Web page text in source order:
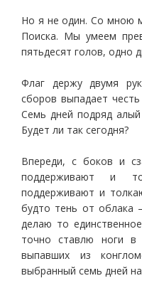
Но я не один. Со мною
Поиска. Мы умеем
пятьдесят голов, одно
Флаг держу двумя
сборов выпадает
Семь дней подряд
Будет ли так сегодня?
Впереди, с боков и
поддерживают и
поддерживают и
будто тень от облака
делаю то
точно ставлю ноги
выпавших из
выбранный семь дней